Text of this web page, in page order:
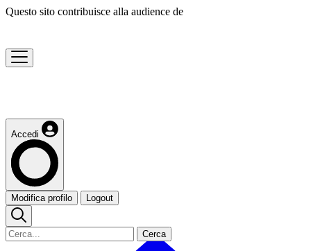
Questo sito contribuisce alla audience de
Accedi
Modifica profilo Logout
Cerca